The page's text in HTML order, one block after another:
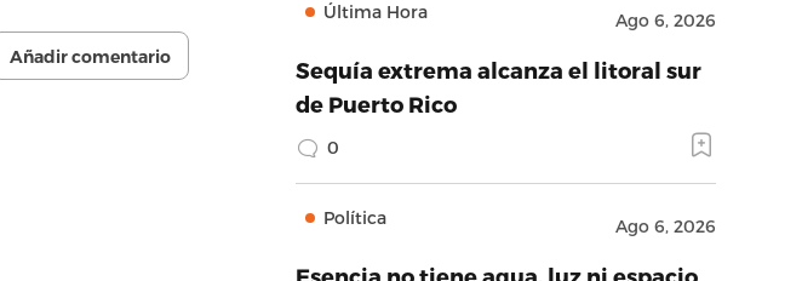
Añadir comentario
Última Hora Ago 6, 2026
Sequía extrema alcanza el litoral sur
de Puerto Rico
0
Política Ago 6, 2026
Esencia no tiene agua, luz ni espacio